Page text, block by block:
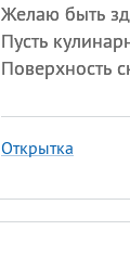
Желаю быть
Пусть
Поверхность
Открытка